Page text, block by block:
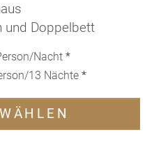
und Doppelbett
Nacht *
13 Nächte *